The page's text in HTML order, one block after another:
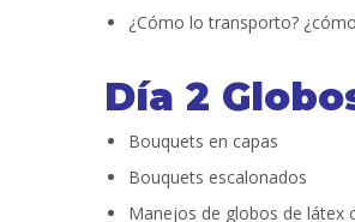
¿Cómo lo transporto?
Día 2
Bouquets en capas
Bouquets escalonados
Manejos de globos de látex